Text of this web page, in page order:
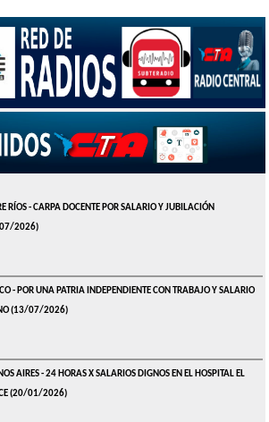
RÍOS - CARPA DOCENTE POR SALARIO Y JUBILACIÓN
2026)
- POR UNA PATRIA INDEPENDIENTE CON TRABAJO Y SALARIO
(13/07/2026)
AIRES - 24 HORAS X SALARIOS DIGNOS EN EL HOSPITAL EL
(20/01/2026)